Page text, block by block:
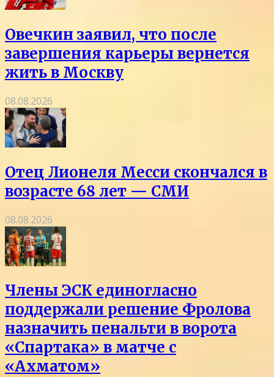
Овечкин заявил, что после
завершения карьеры вернется
жить в Москву
08.08.2026
Отец Лионеля Месси скончался в
возрасте 68 лет — СМИ
08.08.2026
Члены ЭСК единогласно
поддержали решение Фролова
назначить пенальти в ворота
«Спартака» в матче с
«Ахматом»